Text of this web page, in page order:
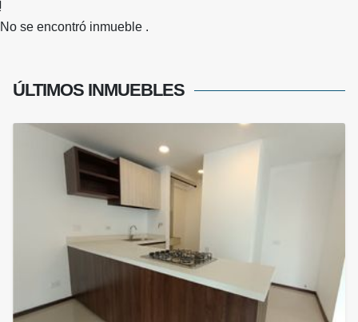
No se encontró inmueble .
ÚLTIMOS INMUEBLES